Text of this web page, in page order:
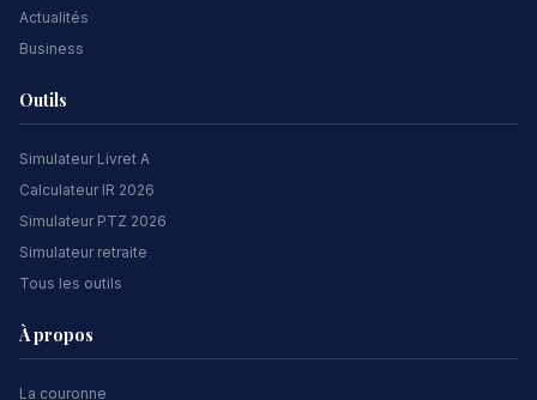
Actualités
Business
Outils
Simulateur Livret A
Calculateur IR 2026
Simulateur PTZ 2026
Simulateur retraite
Tous les outils
À propos
La couronne